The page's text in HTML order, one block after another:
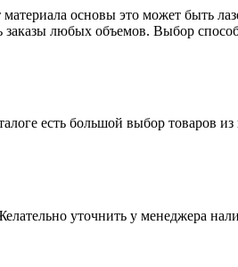
основы это может быть
любых объемов. Выбор
есть большой выбор товаров
уточнить у менеджера